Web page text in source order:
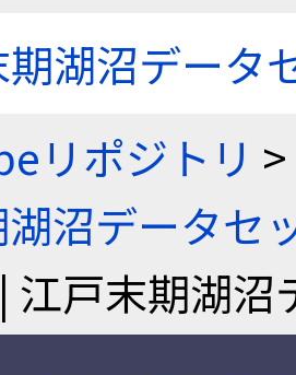
湖沼データ
リポジトリ >
沼データセ
江戸末期湖沼